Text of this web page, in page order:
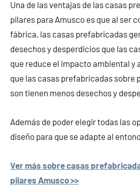
Una de las ventajas de las casas
pilares para Amusco es que al ser
fábrica, las casas prefabricadas
desechos y desperdicios que las
que reduce el impacto ambiental y
que las casas prefabricadas sobre
son tienen menos desechos y
Además de poder elegir todas las
diseño para que se adapte al
Ver más sobre casas
pilares Amusco >>